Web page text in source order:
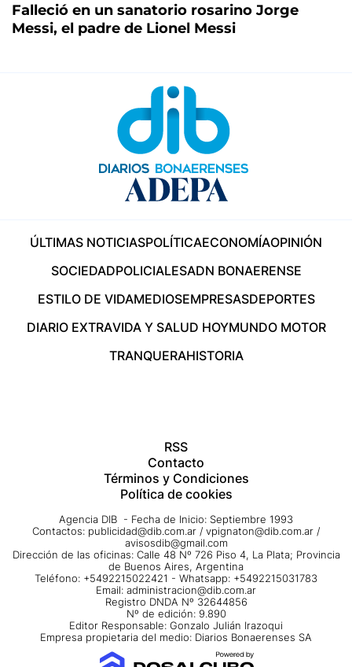
Falleció en un sanatorio rosarino Jorge
Messi, el padre de Lionel Messi
ÚLTIMAS NOTICIASPOLÍTICAECONOMÍAOPINIÓN
SOCIEDADPOLICIALESADN BONAERENSE
ESTILO DE VIDAMEDIOSEMPRESASDEPORTES
DIARIO EXTRAVIDA Y SALUD HOYMUNDO MOTOR
TRANQUERAHISTORIA
RSS
Contacto
Términos y Condiciones
Política de cookies
Agencia DIB - Fecha de Inicio: Septiembre 1993
Contactos: publicidad@dib.com.ar / vpignaton@dib.com.ar /
avisosdib@gmail.com
Dirección de las oficinas: Calle 48 Nº 726 Piso 4, La Plata; Provincia
de Buenos Aires, Argentina
Teléfono: +5492215022421 - Whatsapp: +5492215031783
Email: administracion@dib.com.ar
Registro DNDA Nº 32644856
Nº de edición: 9.890
Editor Responsable: Gonzalo Julián Irazoqui
Empresa propietaria del medio: Diarios Bonaerenses SA